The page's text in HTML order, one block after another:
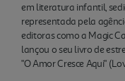
em literatura infantil,
representada pela
editoras como a Magic
lançou o seu livro de
"O Amor Cresce Aqui"